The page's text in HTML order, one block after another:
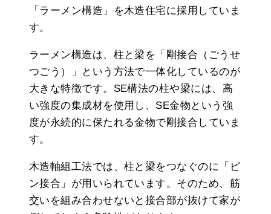
「ラーメン構造」を木造住宅に採用していま
す。
ラーメン構造は、柱と梁を「剛接合（ごうせ
つごう）」という方法で一体化しているのが
大きな特徴です。SE構法の柱や梁には、高
い強度の集成材を使用し、SE金物という強
度が永続的に保たれる金物で剛接合していま
す。
木造軸組工法では、柱と梁をつなぐのに「ピ
ン接合」が用いられています。そのため、筋
交いを組み合わせないと接合部が抜けて家が